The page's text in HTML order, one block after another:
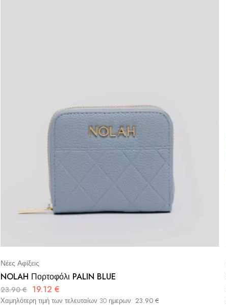
Νέες Αφίξεις
NOLAH Πορτοφόλι PALIN BLUE
23.90€ 19.12 €
Χαμηλότερη τιμή των τελευταίων 30 ημερων: 23.90 €